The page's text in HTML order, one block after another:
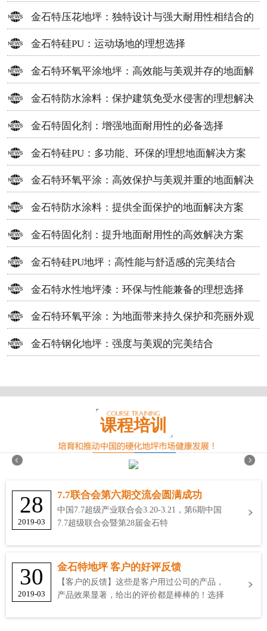
金石特压花地坪：独特设计与强大耐用性相结合的
地面材料
金石特硅PU：运动场地的理想选择
金石特环氧平涂地坪：高效能与美观并存的地面解
决方案
金石特防水涂料：保护建筑免受水侵害的理想解决
方案
金石特固化剂：增强地面耐用性的必备选择
金石特硅PU：多功能、环保的理想地面解决方案
金石特环氧平涂：高效保护与美观并重的地面解决
方案
金石特防水涂料：提供全面保护的地面解决方案
金石特固化剂：提升地面耐用性的高效解决方案
金石特硅PU地坪：高性能与舒适感的完美结合
金石特水性地坪漆：环保与性能兼备的理想选择
金石特环氧平涂：为地面带来持久保护和亮丽外观
金石特钢化地坪：强度与美观的完美结合
课程培训
28
2019-03
7.7联合会第六期交流会圆满成功
中国7.7超级产业联合会3.20-3.21，第6期中国
7.7超级联合会暨第28届金石特
30
2019-03
金石特地坪 客户的好评反馈
【客户的反馈】这些是客户用过公司的产品，
产品效果显著，给出的评价都是棒棒的！选择